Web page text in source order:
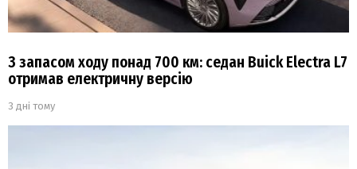
З запасом ходу понад 700 км: седан Buick Electra L7
отримав електричну версію
3 дні тому